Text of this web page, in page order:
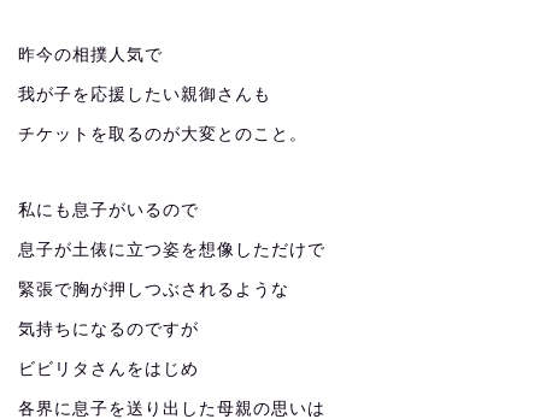
昨今の相撲人気で
我が子を応援したい親御さんも
チケットを取るのが大変とのこと。
私にも息子がいるので
息子が土俵に立つ姿を想像しただけで
緊張で胸が押しつぶされるような
気持ちになるのですが
ビビリタさんをはじめ
各界に息子を送り出した母親の思いは